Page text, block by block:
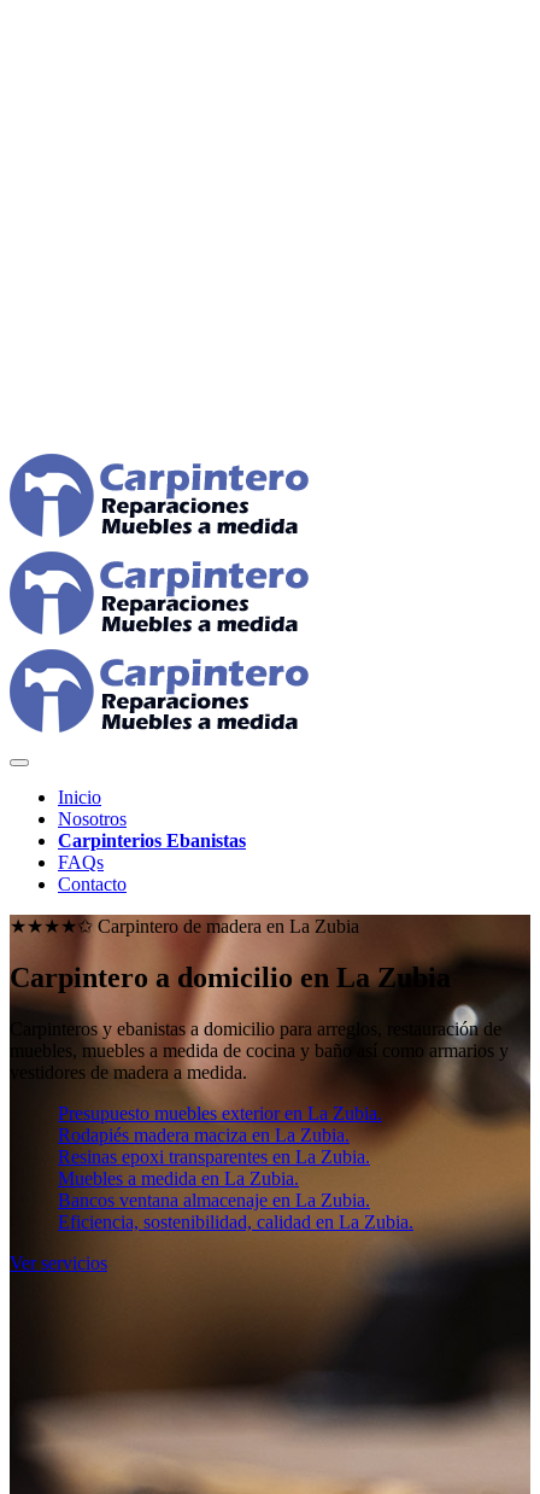
Inicio
Nosotros
Carpinterios Ebanistas
FAQs
Contacto
★★★★✩ Carpintero de madera en La Zubia
Carpintero a domicilio en La Zubia
Carpinteros y ebanistas a domicilio para arreglos, restauración de
muebles, muebles a medida de cocina y baño así como armarios y
vestidores de madera a medida.
Presupuesto muebles exterior en La Zubia.
Rodapiés madera maciza en La Zubia.
Resinas epoxi transparentes en La Zubia.
Muebles a medida en La Zubia.
Bancos ventana almacenaje en La Zubia.
Eficiencia, sostenibilidad, calidad en La Zubia.
Ver servicios